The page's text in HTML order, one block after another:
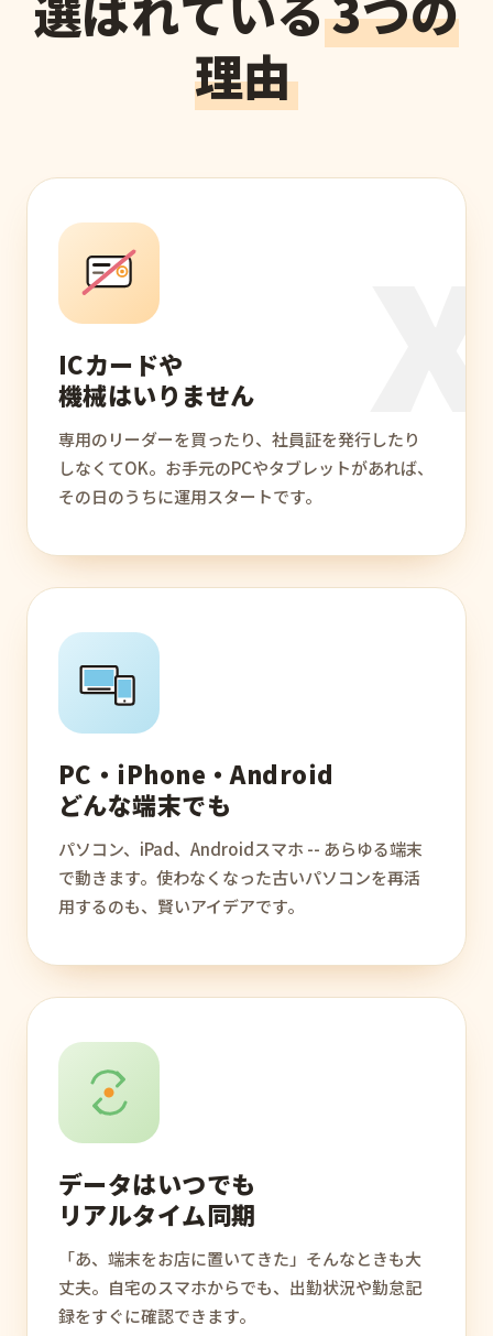
理由
ICカードや
機械はいりません
専用のリーダーを買ったり、社員証を発行したり
しなくてOK。お手元のPCやタブレットがあれば、
その日のうちに運用スタートです。
PC・iPhone・Android
どんな端末でも
パソコン、iPad、Androidスマホ -- あらゆる端末
で動きます。使わなくなった古いパソコンを再活
用するのも、賢いアイデアです。
データはいつでも
リアルタイム同期
「あ、端末をお店に置いてきた」そんなときも大
丈夫。自宅のスマホからでも、出勤状況や勤怠記
録をすぐに確認できます。